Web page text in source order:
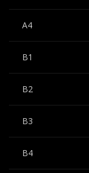
A4
B1
B2
B3
B4